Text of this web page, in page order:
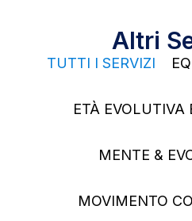
Altri
TUTTI I SERVIZI
ETÀ EVOLUTIVA
MENTE &
MOVIMENTO